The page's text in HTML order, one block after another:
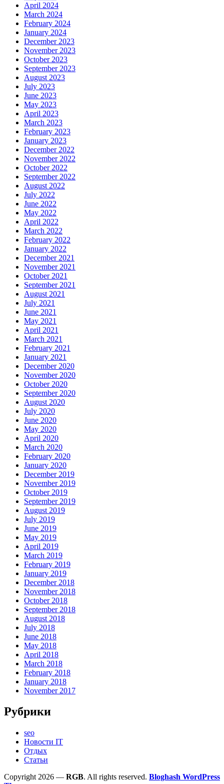
April 2024
March 2024
February 2024
January 2024
December 2023
November 2023
October 2023
September 2023
August 2023
July 2023
June 2023
May 2023
April 2023
March 2023
February 2023
January 2023
December 2022
November 2022
October 2022
September 2022
August 2022
July 2022
June 2022
May 2022
April 2022
March 2022
February 2022
January 2022
December 2021
November 2021
October 2021
September 2021
August 2021
July 2021
June 2021
May 2021
April 2021
March 2021
February 2021
January 2021
December 2020
November 2020
October 2020
September 2020
August 2020
July 2020
June 2020
May 2020
April 2020
March 2020
February 2020
January 2020
December 2019
November 2019
October 2019
September 2019
August 2019
July 2019
June 2019
May 2019
April 2019
March 2019
February 2019
January 2019
December 2018
November 2018
October 2018
September 2018
August 2018
July 2018
June 2018
May 2018
April 2018
March 2018
February 2018
January 2018
November 2017
Рубрики
seo
Новости IT
Отдых
Статьи
Copyright 2026 — RGB. All rights reserved. Bloghash WordPress